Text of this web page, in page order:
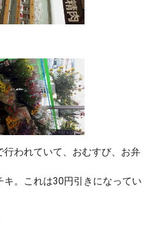
われていて、おむすび、お弁
。これは30円引きになってい